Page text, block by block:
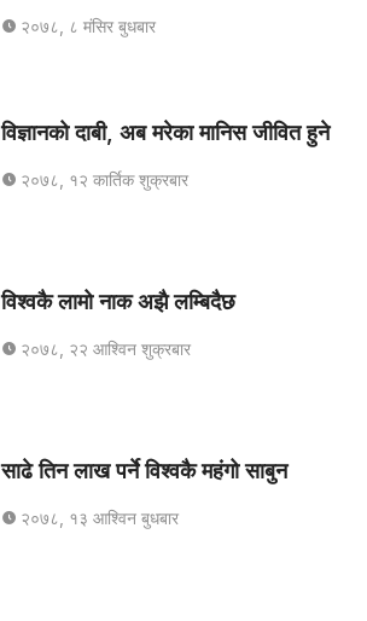
२०७८, ८ मंसिर बुधबार
विज्ञानको दाबी, अब मरेका मानिस जीवित हुने
२०७८, १२ कार्तिक शुक्रबार
विश्वकै लामो नाक अझै लम्बिदैछ
२०७८, २२ आश्विन शुक्रबार
साढे तिन लाख पर्ने विश्वकै महंगो साबुन
२०७८, १३ आश्विन बुधबार